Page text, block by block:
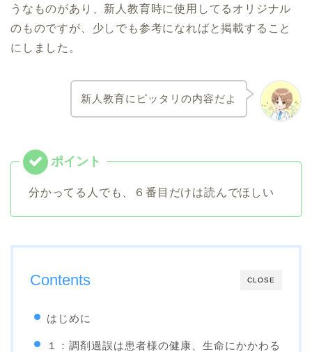
うなものがあり、新人教育時に使用してるオリジナル
のものですが、少しでも参考になればと掲載すること
にしました。
新人教育にピッタリの内容だよ
分かってる人でも、６番目だけは読んでほしい
CLOSE
Contents
はじめに
１：調剤過誤は患者様の健康、生命にかかわる